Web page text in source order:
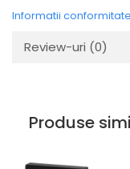
Informatii
Review-uri (0)
Produse